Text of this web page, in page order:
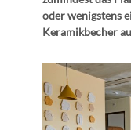
oder wenigstens
Keramikbecher